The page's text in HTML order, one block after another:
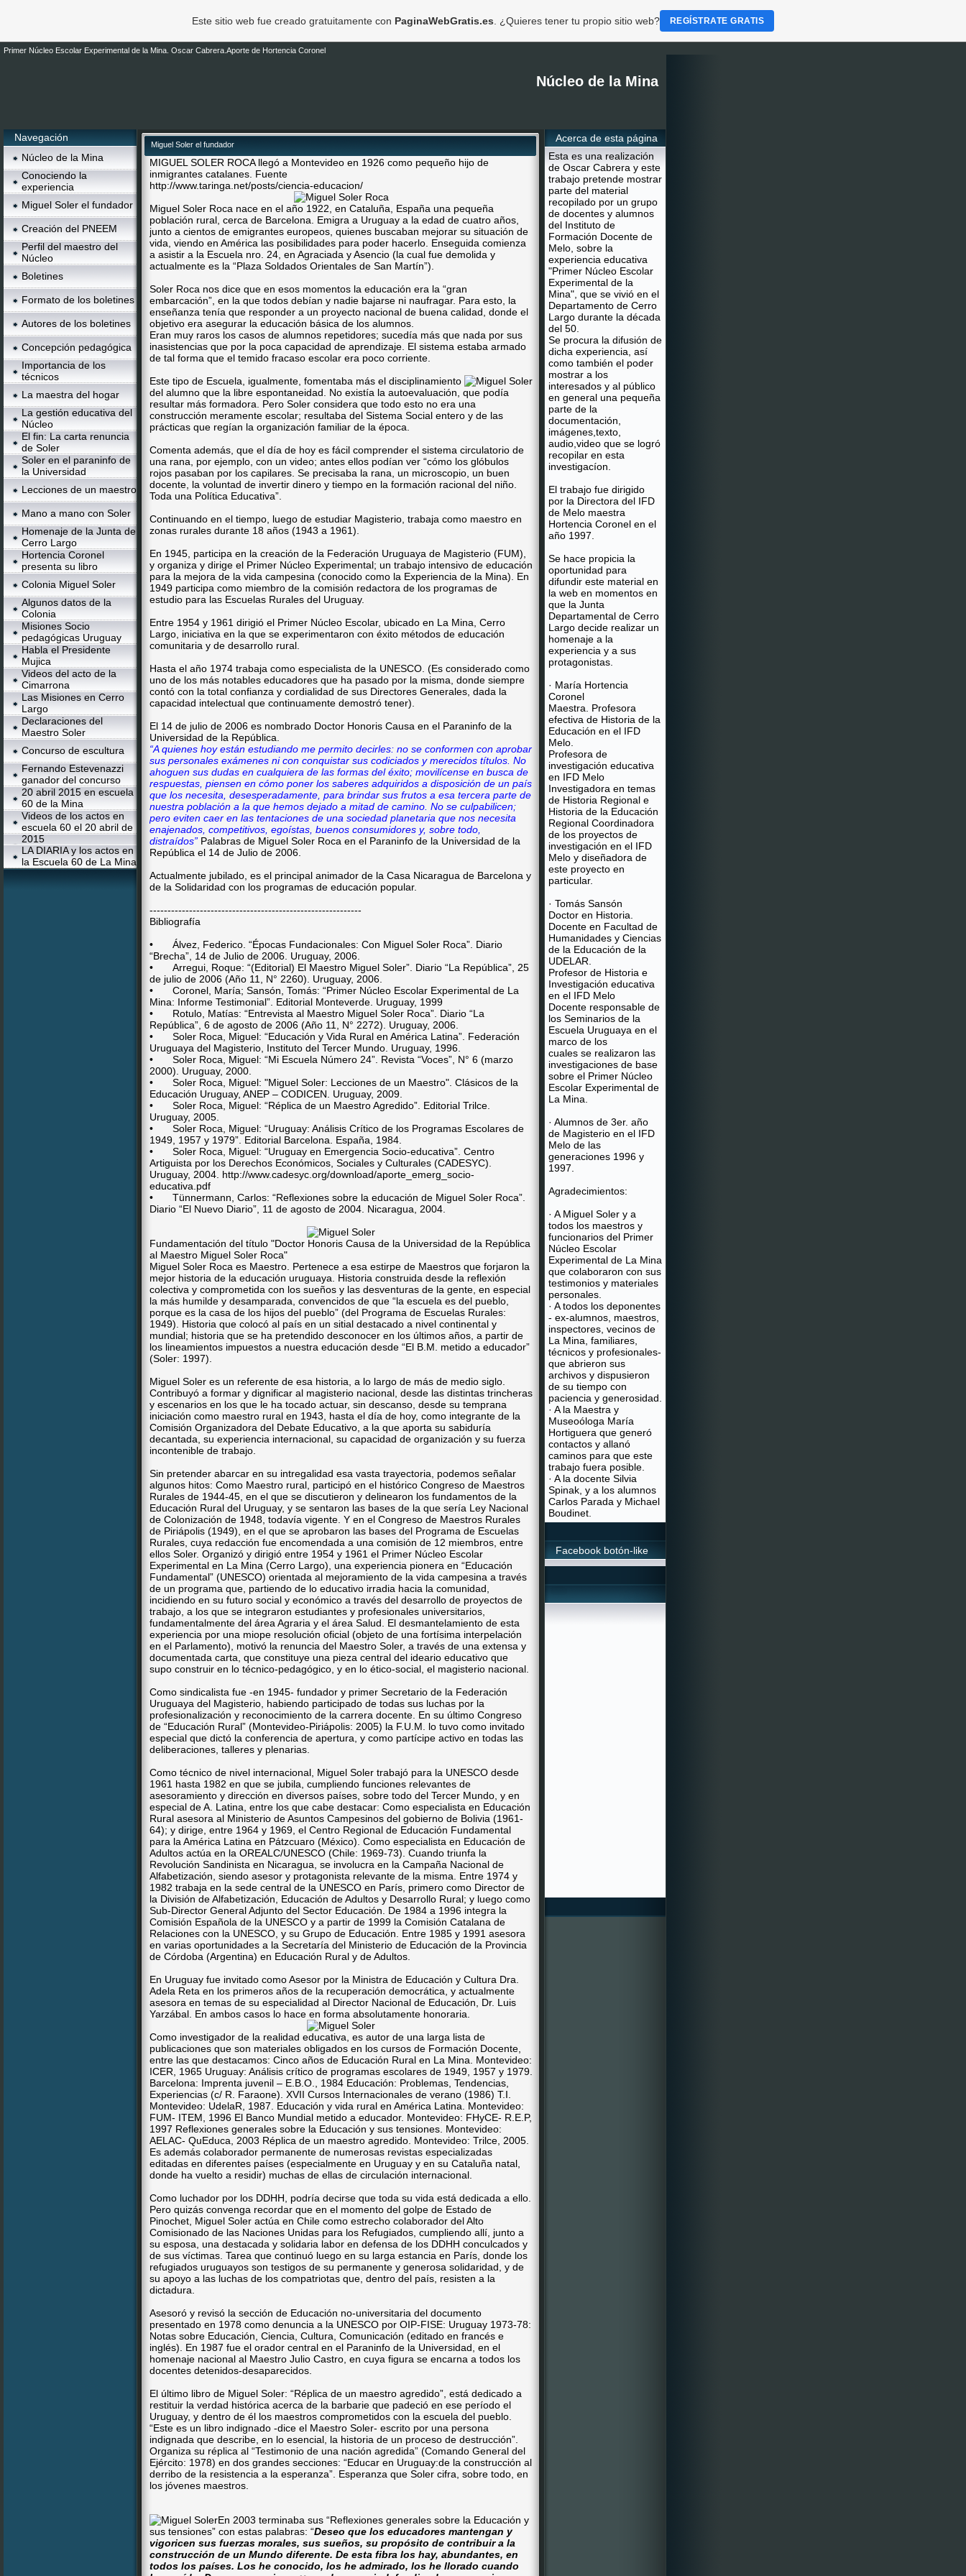
Primer Núcleo Escolar Experimental de la Mina. Oscar Cabrera.Aporte de Hortencia Coronel
Núcleo de la Mina
Navegación
Núcleo de la Mina
Conociendo la
experiencia
Miguel Soler el fundador
Creación del PNEEM
Perfil del maestro del
Núcleo
Boletines
Formato de los boletines
Autores de los boletines
Concepción pedagógica
Importancia de los
técnicos
La maestra del hogar
La gestión educativa del
Núcleo
El fin: La carta renuncia
de Soler
Soler en el paraninfo de
la Universidad
Lecciones de un maestro
Mano a mano con Soler
Homenaje de la Junta de
Cerro Largo
Hortencia Coronel
presenta su libro
Colonia Miguel Soler
Algunos datos de la
Colonia
Misiones Socio
pedagógicas Uruguay
Habla el Presidente
Mujica
Videos del acto de la
Cimarrona
Las Misiones en Cerro
Largo
Declaraciones del
Maestro Soler
Concurso de escultura
Fernando Estevenazzi
ganador del concurso
20 abril 2015 en escuela
60 de la Mina
Videos de los actos en
escuela 60 el 20 abril de
2015
LA DIARIA y los actos en
la Escuela 60 de La Mina
Miguel Soler el fundador
MIGUEL SOLER ROCA llegó a Montevideo en 1926 como pequeño hijo de
inmigrantes catalanes. Fuente
http://www.taringa.net/posts/ciencia-educacion/
Miguel Soler Roca nace en el año 1922, en Cataluña, España una pequeña
población rural, cerca de Barcelona. Emigra a Uruguay a la edad de cuatro años,
junto a cientos de emigrantes europeos, quienes buscaban mejorar su situación de
vida, viendo en América las posibilidades para poder hacerlo. Enseguida comienza
a asistir a la Escuela nro. 24, en Agraciada y Asencio (la cual fue demolida y
actualmente es la “Plaza Soldados Orientales de San Martín”).
Soler Roca nos dice que en esos momentos la educación era la “gran
embarcación”, en la que todos debían y nadie bajarse ni naufragar. Para esto, la
enseñanza tenía que responder a un proyecto nacional de buena calidad, donde el
objetivo era asegurar la educación básica de los alumnos.
Eran muy raros los casos de alumnos repetidores; sucedía más que nada por sus
inasistencias que por la poca capacidad de aprendizaje. El sistema estaba armado
de tal forma que el temido fracaso escolar era poco corriente.
Este tipo de Escuela, igualmente, fomentaba más el disciplinamiento
del alumno que la libre espontaneidad. No existía la autoevaluación, que podía
resultar más formadora. Pero Soler considera que todo esto no era una
construcción meramente escolar; resultaba del Sistema Social entero y de las
prácticas que regían la organización familiar de la época.
Comenta además, que el día de hoy es fácil comprender el sistema circulatorio de
una rana, por ejemplo, con un video; antes ellos podían ver “cómo los glóbulos
rojos pasaban por los capilares. Se precisaba la rana, un microscopio, un buen
docente, la voluntad de invertir dinero y tiempo en la formación racional del niño.
Toda una Política Educativa”.
Continuando en el tiempo, luego de estudiar Magisterio, trabaja como maestro en
zonas rurales durante 18 años (1943 a 1961).
En 1945, participa en la creación de la Federación Uruguaya de Magisterio (FUM),
y organiza y dirige el Primer Núcleo Experimental; un trabajo intensivo de educación
para la mejora de la vida campesina (conocido como la Experiencia de la Mina). En
1949 participa como miembro de la comisión redactora de los programas de
estudio para las Escuelas Rurales del Uruguay.
Entre 1954 y 1961 dirigió el Primer Núcleo Escolar, ubicado en La Mina, Cerro
Largo, iniciativa en la que se experimentaron con éxito métodos de educación
comunitaria y de desarrollo rural.
Hasta el año 1974 trabaja como especialista de la UNESCO. (Es considerado como
uno de los más notables educadores que ha pasado por la misma, donde siempre
contó con la total confianza y cordialidad de sus Directores Generales, dada la
capacidad intelectual que continuamente demostró tener).
El 14 de julio de 2006 es nombrado Doctor Honoris Causa en el Paraninfo de la
Universidad de la República.
“A quienes hoy están estudiando me permito decirles: no se conformen con aprobar
sus personales exámenes ni con conquistar sus codiciados y merecidos títulos. No
ahoguen sus dudas en cualquiera de las formas del éxito; movilícense en busca de
respuestas, piensen en cómo poner los saberes adquiridos a disposición de un país
que los necesita, desesperadamente, para brindar sus frutos a esa tercera parte de
nuestra población a la que hemos dejado a mitad de camino. No se culpabilicen;
pero eviten caer en las tentaciones de una sociedad planetaria que nos necesita
enajenados, competitivos, egoístas, buenos consumidores y, sobre todo,
distraídos” Palabras de Miguel Soler Roca en el Paraninfo de la Universidad de la
República el 14 de Julio de 2006.
Actualmente jubilado, es el principal animador de la Casa Nicaragua de Barcelona y
de la Solidaridad con los programas de educación popular.
-----------------------------------------------------------
Bibliografía
•
Álvez, Federico. “Épocas Fundacionales: Con Miguel Soler Roca”. Diario
“Brecha”, 14 de Julio de 2006. Uruguay, 2006.
•
Arregui, Roque: “(Editorial) El Maestro Miguel Soler”. Diario “La República”, 25
de julio de 2006 (Año 11, N° 2260). Uruguay, 2006.
•
Coronel, María; Sansón, Tomás: “Primer Núcleo Escolar Experimental de La
Mina: Informe Testimonial”. Editorial Monteverde. Uruguay, 1999
•
Rotulo, Matías: “Entrevista al Maestro Miguel Soler Roca”. Diario “La
República”, 6 de agosto de 2006 (Año 11, N° 2272). Uruguay, 2006.
•
Soler Roca, Miguel: “Educación y Vida Rural en América Latina”. Federación
Uruguaya del Magisterio, Instituto del Tercer Mundo. Uruguay, 1996.
•
Soler Roca, Miguel: “Mi Escuela Número 24”. Revista “Voces”, N° 6 (marzo
2000). Uruguay, 2000.
•
Soler Roca, Miguel: "Miguel Soler: Lecciones de un Maestro". Clásicos de la
Educación Uruguay, ANEP – CODICEN. Uruguay, 2009.
•
Soler Roca, Miguel: “Réplica de un Maestro Agredido”. Editorial Trilce.
Uruguay, 2005.
•
Soler Roca, Miguel: “Uruguay: Análisis Crítico de los Programas Escolares de
1949, 1957 y 1979”. Editorial Barcelona. España, 1984.
•
Soler Roca, Miguel: “Uruguay en Emergencia Socio-educativa”. Centro
Artiguista por los Derechos Económicos, Sociales y Culturales (CADESYC).
Uruguay, 2004. http://www.cadesyc.org/download/aporte_emerg_socio-
educativa.pdf
•
Tünnermann, Carlos: “Reflexiones sobre la educación de Miguel Soler Roca”.
Diario “El Nuevo Diario”, 11 de agosto de 2004. Nicaragua, 2004.
Fundamentación del título "Doctor Honoris Causa de la Universidad de la República
al Maestro Miguel Soler Roca"
Miguel Soler Roca es Maestro. Pertenece a esa estirpe de Maestros que forjaron la
mejor historia de la educación uruguaya. Historia construida desde la reflexión
colectiva y comprometida con los sueños y las desventuras de la gente, en especial
la más humilde y desamparada, convencidos de que “la escuela es del pueblo,
porque es la casa de los hijos del pueblo” (del Programa de Escuelas Rurales:
1949). Historia que colocó al país en un sitial destacado a nivel continental y
mundial; historia que se ha pretendido desconocer en los últimos años, a partir de
los lineamientos impuestos a nuestra educación desde “El B.M. metido a educador”
(Soler: 1997).
Miguel Soler es un referente de esa historia, a lo largo de más de medio siglo.
Contribuyó a formar y dignificar al magisterio nacional, desde las distintas trincheras
y escenarios en los que le ha tocado actuar, sin descanso, desde su temprana
iniciación como maestro rural en 1943, hasta el día de hoy, como integrante de la
Comisión Organizadora del Debate Educativo, a la que aporta su sabiduría
decantada, su experiencia internacional, su capacidad de organización y su fuerza
incontenible de trabajo.
Sin pretender abarcar en su intregalidad esa vasta trayectoria, podemos señalar
algunos hitos: Como Maestro rural, participó en el histórico Congreso de Maestros
Rurales de 1944-45, en el que se discutieron y delinearon los fundamentos de la
Educación Rural del Uruguay, y se sentaron las bases de la que sería Ley Nacional
de Colonización de 1948, todavía vigente. Y en el Congreso de Maestros Rurales
de Piriápolis (1949), en el que se aprobaron las bases del Programa de Escuelas
Rurales, cuya redacción fue encomendada a una comisión de 12 miembros, entre
ellos Soler. Organizó y dirigió entre 1954 y 1961 el Primer Núcleo Escolar
Experimental en La Mina (Cerro Largo), una experiencia pionera en “Educación
Fundamental” (UNESCO) orientada al mejoramiento de la vida campesina a través
de un programa que, partiendo de lo educativo irradia hacia la comunidad,
incidiendo en su futuro social y económico a través del desarrollo de proyectos de
trabajo, a los que se integraron estudiantes y profesionales universitarios,
fundamentalmente del área Agraria y el área Salud. El desmantelamiento de esta
experiencia por una miope resolución oficial (objeto de una fortísima interpelación
en el Parlamento), motivó la renuncia del Maestro Soler, a través de una extensa y
documentada carta, que constituye una pieza central del ideario educativo que
supo construir en lo técnico-pedagógico, y en lo ético-social, el magisterio nacional.
Como sindicalista fue -en 1945- fundador y primer Secretario de la Federación
Uruguaya del Magisterio, habiendo participado de todas sus luchas por la
profesionalización y reconocimiento de la carrera docente. En su último Congreso
de “Educación Rural” (Montevideo-Piriápolis: 2005) la F.U.M. lo tuvo como invitado
especial que dictó la conferencia de apertura, y como partícipe activo en todas las
deliberaciones, talleres y plenarias.
Como técnico de nivel internacional, Miguel Soler trabajó para la UNESCO desde
1961 hasta 1982 en que se jubila, cumpliendo funciones relevantes de
asesoramiento y dirección en diversos países, sobre todo del Tercer Mundo, y en
especial de A. Latina, entre los que cabe destacar: Como especialista en Educación
Rural asesora al Ministerio de Asuntos Campesinos del gobierno de Bolivia (1961-
64); y dirige, entre 1964 y 1969, el Centro Regional de Educación Fundamental
para la América Latina en Pátzcuaro (México). Como especialista en Educación de
Adultos actúa en la OREALC/UNESCO (Chile: 1969-73). Cuando triunfa la
Revolución Sandinista en Nicaragua, se involucra en la Campaña Nacional de
Alfabetización, siendo asesor y protagonista relevante de la misma. Entre 1974 y
1982 trabaja en la sede central de la UNESCO en París, primero como Director de
la División de Alfabetización, Educación de Adultos y Desarrollo Rural; y luego como
Sub-Director General Adjunto del Sector Educación. De 1984 a 1996 integra la
Comisión Española de la UNESCO y a partir de 1999 la Comisión Catalana de
Relaciones con la UNESCO, y su Grupo de Educación. Entre 1985 y 1991 asesora
en varias oportunidades a la Secretaría del Ministerio de Educación de la Provincia
de Córdoba (Argentina) en Educación Rural y de Adultos.
En Uruguay fue invitado como Asesor por la Ministra de Educación y Cultura Dra.
Adela Reta en los primeros años de la recuperación democrática, y actualmente
asesora en temas de su especialidad al Director Nacional de Educación, Dr. Luis
Yarzábal. En ambos casos lo hace en forma absolutamente honoraria.
Como investigador de la realidad educativa, es autor de una larga lista de
publicaciones que son materiales obligados en los cursos de Formación Docente,
entre las que destacamos: Cinco años de Educación Rural en La Mina. Montevideo:
ICER, 1965 Uruguay: Análisis crítico de programas escolares de 1949, 1957 y 1979.
Barcelona: Imprenta juvenil – E.B.O., 1984 Educación: Problemas, Tendencias,
Experiencias (c/ R. Faraone). XVII Cursos Internacionales de verano (1986) T.I.
Montevideo: UdelaR, 1987. Educación y vida rural en América Latina. Montevideo:
FUM- ITEM, 1996 El Banco Mundial metido a educador. Montevideo: FHyCE- R.E.P,
1997 Reflexiones generales sobre la Educación y sus tensiones. Montevideo:
AELAC- QuEduca, 2003 Réplica de un maestro agredido. Montevideo: Trilce, 2005.
Es además colaborador permanente de numerosas revistas especializadas
editadas en diferentes países (especialmente en Uruguay y en su Cataluña natal,
donde ha vuelto a residir) muchas de ellas de circulación internacional.
Como luchador por los DDHH, podría decirse que toda su vida está dedicada a ello.
Pero quizás convenga recordar que en el momento del golpe de Estado de
Pinochet, Miguel Soler actúa en Chile como estrecho colaborador del Alto
Comisionado de las Naciones Unidas para los Refugiados, cumpliendo allí, junto a
su esposa, una destacada y solidaria labor en defensa de los DDHH conculcados y
de sus víctimas. Tarea que continuó luego en su larga estancia en París, donde los
refugiados uruguayos son testigos de su permanente y generosa solidaridad, y de
su apoyo a las luchas de los compatriotas que, dentro del país, resisten a la
dictadura.
Asesoró y revisó la sección de Educación no-universitaria del documento
presentado en 1978 como denuncia a la UNESCO por OIP-FISE: Uruguay 1973-78:
Notas sobre Educación, Ciencia, Cultura, Comunicación (editado en francés e
inglés). En 1987 fue el orador central en el Paraninfo de la Universidad, en el
homenaje nacional al Maestro Julio Castro, en cuya figura se encarna a todos los
docentes detenidos-desaparecidos.
El último libro de Miguel Soler: “Réplica de un maestro agredido”, está dedicado a
restituir la verdad histórica acerca de la barbarie que padeció en ese período el
Uruguay, y dentro de él los maestros comprometidos con la escuela del pueblo.
“Este es un libro indignado -dice el Maestro Soler- escrito por una persona
indignada que describe, en lo esencial, la historia de un proceso de destrucción”.
Organiza su réplica al “Testimonio de una nación agredida” (Comando General del
Ejército: 1978) en dos grandes secciones: “Educar en Uruguay:de la construcción al
derribo de la resistencia a la esperanza”. Esperanza que Soler cifra, sobre todo, en
los jóvenes maestros.
En 2003 terminaba sus “Reflexiones generales sobre la Educación y
sus tensiones” con estas palabras: “Deseo que los educadores mantengan y
vigoricen sus fuerzas morales, sus sueños, su propósito de contribuir a la
construcción de un Mundo diferente. De esta fibra los hay, abundantes, en
todos los países. Los he conocido, los he admirado, los he llorado cuando
Acerca de esta página
Esta es una realización
de Oscar Cabrera y este
trabajo pretende mostrar
parte del material
recopilado por un grupo
de docentes y alumnos
del Instituto de
Formación Docente de
Melo, sobre la
experiencia educativa
"Primer Núcleo Escolar
Experimental de la
Mina", que se vivió en el
Departamento de Cerro
Largo durante la década
del 50.
Se procura la difusión de
dicha experiencia, así
como también el poder
mostrar a los
interesados y al público
en general una pequeña
parte de la
documentación,
imágenes,texto,
audio,video que se logró
recopilar en esta
investigacíon.
El trabajo fue dirigido
por la Directora del IFD
de Melo maestra
Hortencia Coronel en el
año 1997.
Se hace propicia la
oportunidad para
difundir este material en
la web en momentos en
que la Junta
Departamental de Cerro
Largo decide realizar un
homenaje a la
experiencia y a sus
protagonistas.
· María Hortencia
Coronel
Maestra. Profesora
efectiva de Historia de la
Educación en el IFD
Melo.
Profesora de
investigación educativa
en IFD Melo
Investigadora en temas
de Historia Regional e
Historia de la Educación
Regional Coordinadora
de los proyectos de
investigación en el IFD
Melo y diseñadora de
este proyecto en
particular.
· Tomás Sansón
Doctor en Historia.
Docente en Facultad de
Humanidades y Ciencias
de la Educación de la
UDELAR.
Profesor de Historia e
Investigación educativa
en el IFD Melo
Docente responsable de
los Seminarios de la
Escuela Uruguaya en el
marco de los
cuales se realizaron las
investigaciones de base
sobre el Primer Núcleo
Escolar Experimental de
La Mina.
· Alumnos de 3er. año
de Magisterio en el IFD
Melo de las
generaciones 1996 y
1997.
Agradecimientos:
· A Miguel Soler y a
todos los maestros y
funcionarios del Primer
Núcleo Escolar
Experimental de La Mina
que colaboraron con sus
testimonios y materiales
personales.
· A todos los deponentes
- ex-alumnos, maestros,
inspectores, vecinos de
La Mina, familiares,
técnicos y profesionales-
que abrieron sus
archivos y dispusieron
de su tiempo con
paciencia y generosidad.
· A la Maestra y
Museoóloga María
Hortiguera que generó
contactos y allanó
caminos para que este
trabajo fuera posible.
· A la docente Silvia
Spinak, y a los alumnos
Carlos Parada y Michael
Boudinet.
Facebook botón-like
Este sitio web fue creado gratuitamente con PaginaWebGratis.es . ¿Quieres tener tu propio sitio web? REGÍSTRATE GRATIS